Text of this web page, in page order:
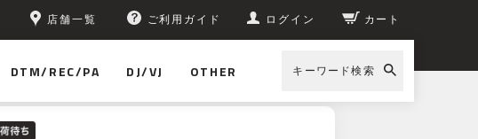
店舗一覧 ご利用ガイド ログイン カート
DTM/REC/PA DJ/VJ OTHER キーワード検索